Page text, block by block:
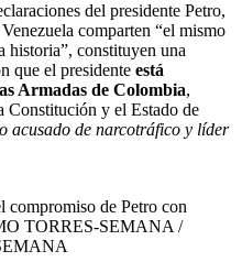
del presidente Petro,
comparten “el mismo
historia”, constituyen una
que el presidente está
Armadas de Colombia,
Constitución y el Estado de
acusado de narcotráfico y líder
compromiso de Petro con
TORRES-SEMANA /